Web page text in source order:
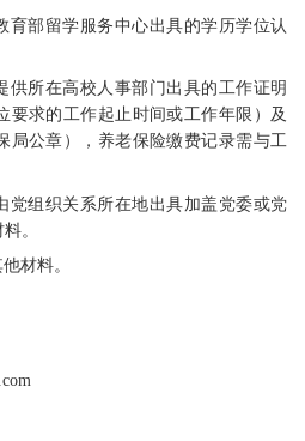
育部留学服务中心出具的学历学位认
供所在高校人事部门出具的工作证明
要求的工作起止时间或工作年限）及
局公章），养老保险缴费记录需与工
党组织关系所在地出具加盖党委或党
。
材料。